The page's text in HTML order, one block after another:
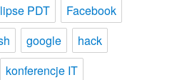
PDT
Facebook
google
hack
konferencje IT